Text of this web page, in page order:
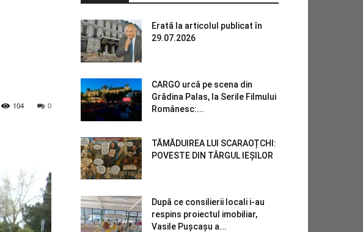
0
104
Erată la articolul publicat în
29.07.2026
CARGO urcă pe scena din
Grădina Palas, la Serile Filmului
Românesc:...
TĂMĂDUIREA LUI SCARAOȚCHI:
POVESTE DIN TÂRGUL IEȘILOR
După ce consilierii locali i-au
respins proiectul imobiliar,
Vasile Pușcașu a...